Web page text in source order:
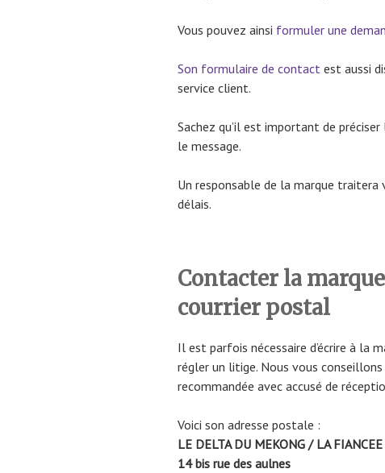
Vous pouvez ainsi formuler une
Son formulaire de contact est aussi
service client.
Sachez qu’il est important de
le message.
Un responsable de la marque
délais.
Contacter la
courrier postal
Il est parfois nécessaire d’écrire à la
régler un litige. Nous vous
recommandée avec accusé de
Voici son adresse postale :
LE DELTA DU MEKONG / LA FIANCEE
14 bis rue des aulnes